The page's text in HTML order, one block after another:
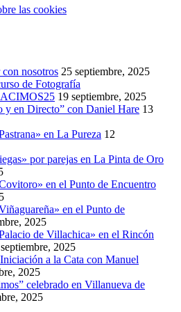
las cookies
nosotros 25 septiembre, 2025
de Fotografía
19 septiembre, 2025
y en Directo” con Daniel Hare 13
en La Pureza 12
por parejas en La Pinta de Oro
en el Punto de Encuentro
en el Punto de
2025
de Villachica» en el Rincón
2025
a la Cata con Manuel
2025
celebrado en Villanueva de
2025